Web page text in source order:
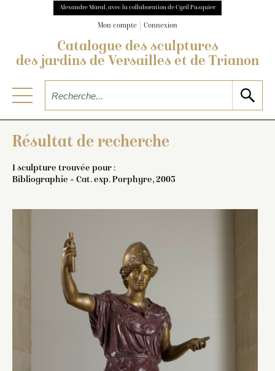
Alexandre Maral, avec la collaboration de Cyril Pasquier
Mon compte Connexion
Catalogue des sculptures
des jardins de Versailles et de Trianon
Résultat de recherche
1 sculpture trouvée pour :
Bibliographie = Cat. exp. Porphyre, 2003